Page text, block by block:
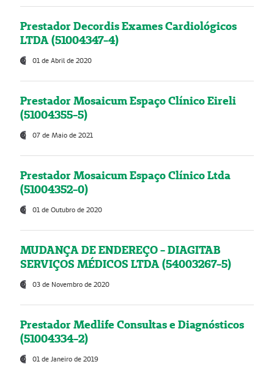
Prestador Decordis Exames Cardiológicos
LTDA (51004347-4)
01 de Abril de 2020
Prestador Mosaicum Espaço Clínico Eireli
(51004355-5)
07 de Maio de 2021
Prestador Mosaicum Espaço Clínico Ltda
(51004352-0)
01 de Outubro de 2020
MUDANÇA DE ENDEREÇO - DIAGITAB
SERVIÇOS MÉDICOS LTDA (54003267-5)
03 de Novembro de 2020
Prestador Medlife Consultas e Diagnósticos
(51004334-2)
01 de Janeiro de 2019